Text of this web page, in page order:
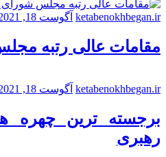
ketabenokhbegan.ir آگوست 18, 2021
مقامات عالی رتبه
ketabenokhbegan.ir آگوست 18, 2021
برجسته ترین چهره
رهبری